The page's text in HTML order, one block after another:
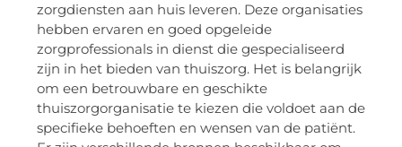
zorgdiensten aan huis leveren. Deze organisaties
hebben ervaren en goed opgeleide
zorgprofessionals in dienst die gespecialiseerd
zijn in het bieden van thuiszorg. Het is belangrijk
om een betrouwbare en geschikte
thuiszorgorganisatie te kiezen die voldoet aan de
specifieke behoeften en wensen van de patiënt.